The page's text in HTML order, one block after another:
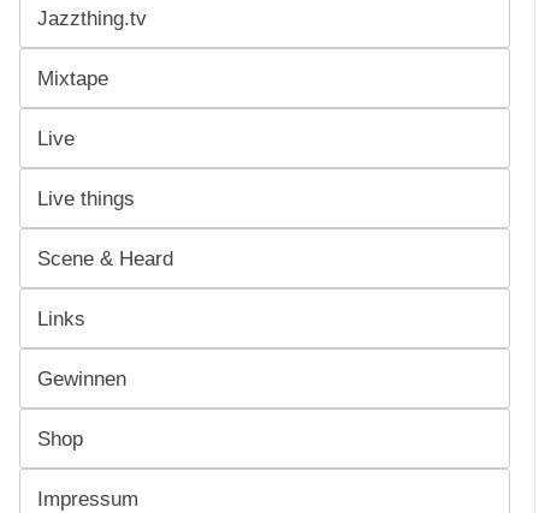
Jazzthing.tv
Mixtape
Live
Live things
Scene & Heard
Links
Gewinnen
Shop
Impressum